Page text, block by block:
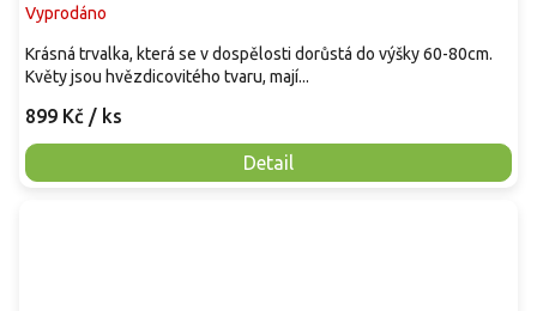
Vyprodáno
899 Kč / ks
Detail
Krásná trvalka, která se v dospělosti dorůstá do výšky 60-80cm.
Květy jsou hvězdicovitého tvaru, mají...